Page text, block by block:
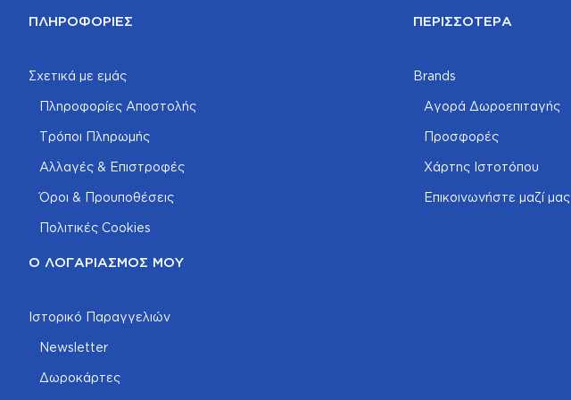
ΠΛΗΡΟΦΟΡΊΕΣ
Σχετικά με εμάς
Πληροφορίες Αποστολής
Τρόποι Πληρωμής
Αλλαγές & Επιστροφές
Όροι & Προυποθέσεις
Πολιτικές Cookies
ΠΕΡΙΣΣΌΤΕΡΑ
Brands
Αγορά Δωροεπιταγής
Προσφορές
Χάρτης Ιστοτόπου
Επικοινωνήστε μαζί μας
Ο ΛΟΓΑΡΙΑΣΜΌΣ ΜΟΥ
Ιστορικό Παραγγελιών
Newsletter
Δωροκάρτες